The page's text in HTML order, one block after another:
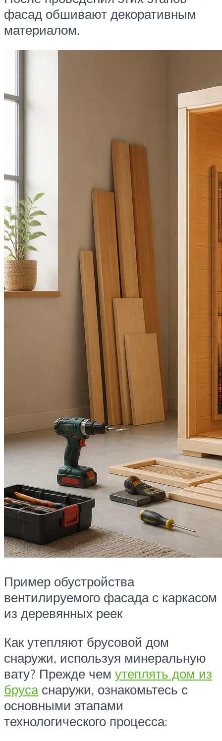
фасад обшивают декоративным
материалом.
Пример обустройства
вентилируемого фасада с каркасом
из деревянных реек
Как утепляют брусовой дом
снаружи, используя минеральную
вату? Прежде чем утеплять дом из
брусаснаружи, ознакомьтесь с
основными этапами
технологического процесса: